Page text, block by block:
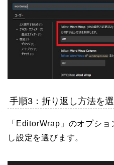
手順3：折り返し方法を
「EditorWrap」のオプシ
し設定を選びます。